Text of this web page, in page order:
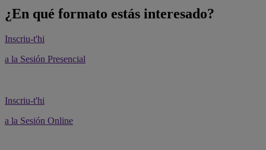
¿En qué formato estás interesado?
Inscriu-t'hi
a la Sesión Presencial
Inscriu-t'hi
a la Sesión Online